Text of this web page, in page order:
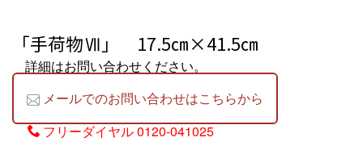
「手荷物Ⅶ」 17.5㎝×41.5㎝
詳細はお問い合わせください。
メールでのお問い合わせはこちらから
フリーダイヤル0120-041025